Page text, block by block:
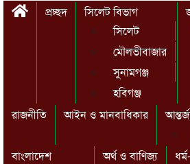
প্রচ্ছদ
সিলেট বিভাগ
সিলেট
মৌলভীবাজার
সুনামগঞ্জ
হবিগঞ্জ
রাজনীতি আইন ও মানবাধিকার
বাংলাদেশ
অর্থ ও বাণিজ্য